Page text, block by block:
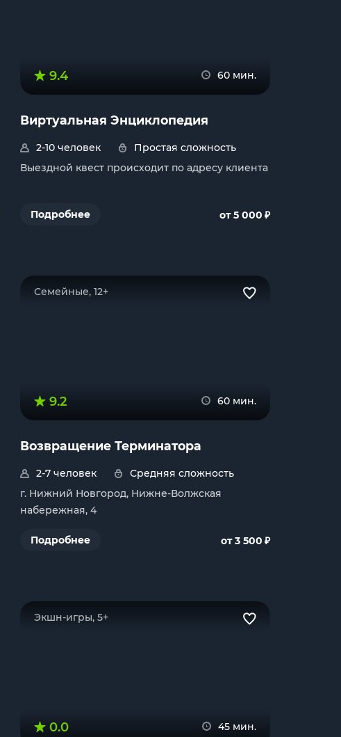
9.4 60 мин.
Виртуальная Энциклопедия
2-10 человек
Простая сложность
Выездной квест происходит по адресу клиента
Подробнее от 5 000 ₽
Семейные, 12+
9.2 60 мин.
Возвращение Терминатора
2-7 человек
Средняя сложность
г. Нижний Новгород, Нижне-Волжская
набережная, 4
Подробнее от 3 500 ₽
Экшн-игры, 5+
0.0 45 мин.